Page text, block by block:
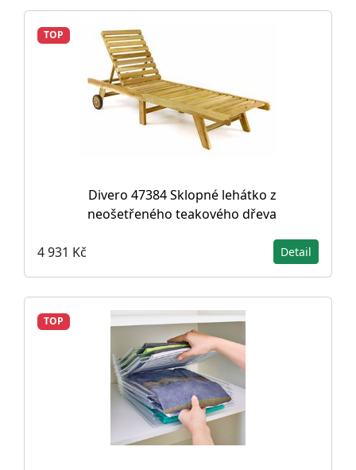
TOP
Divero 47384 Sklopné lehátko z
neošetřeného teakového dřeva
4 931 Kč Detail
TOP